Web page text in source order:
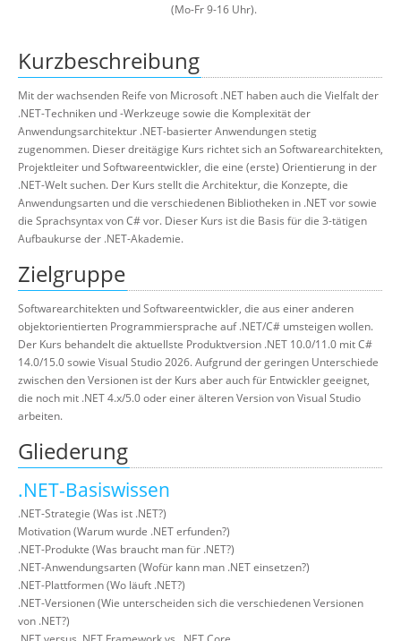
(Mo-Fr 9-16 Uhr).
Kurzbeschreibung
Mit der wachsenden Reife von Microsoft .NET haben auch die Vielfalt der
.NET-Techniken und -Werkzeuge sowie die Komplexität der
Anwendungsarchitektur .NET-basierter Anwendungen stetig
zugenommen. Dieser dreitägige Kurs richtet sich an Softwarearchitekten,
Projektleiter und Softwareentwickler, die eine (erste) Orientierung in der
.NET-Welt suchen. Der Kurs stellt die Architektur, die Konzepte, die
Anwendungsarten und die verschiedenen Bibliotheken in .NET vor sowie
die Sprachsyntax von C# vor. Dieser Kurs ist die Basis für die 3-tätigen
Aufbaukurse der .NET-Akademie.
Zielgruppe
Softwarearchitekten und Softwareentwickler, die aus einer anderen
objektorientierten Programmiersprache auf .NET/C# umsteigen wollen.
Der Kurs behandelt die aktuellste Produktversion .NET 10.0/11.0 mit C#
14.0/15.0 sowie Visual Studio 2026. Aufgrund der geringen Unterschiede
zwischen den Versionen ist der Kurs aber auch für Entwickler geeignet,
die noch mit .NET 4.x/5.0 oder einer älteren Version von Visual Studio
arbeiten.
Gliederung
.NET-Basiswissen
.NET-Strategie (Was ist .NET?)
Motivation (Warum wurde .NET erfunden?)
.NET-Produkte (Was braucht man für .NET?)
.NET-Anwendungsarten (Wofür kann man .NET einsetzen?)
.NET-Plattformen (Wo läuft .NET?)
.NET-Versionen (Wie unterscheiden sich die verschiedenen Versionen
von .NET?)